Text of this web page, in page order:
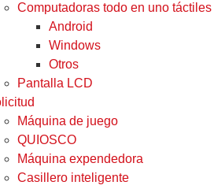
Computadoras todo en uno táctiles
Android
Windows
Otros
Pantalla LCD
Máquina de juego
QUIOSCO
Máquina expendedora
Casillero inteligente